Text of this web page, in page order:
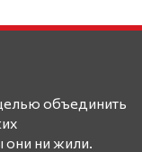
объединить
они ни жили.